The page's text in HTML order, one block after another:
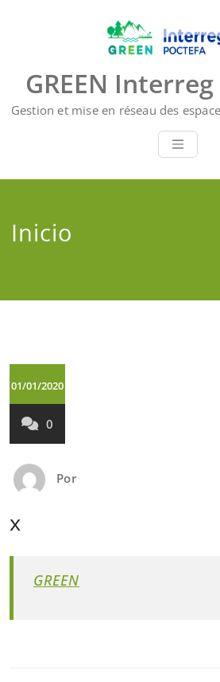
GREEN Interreg
Gestion et mise en réseau des
Inicio
01/01/2020
0
Por
x
GREEN